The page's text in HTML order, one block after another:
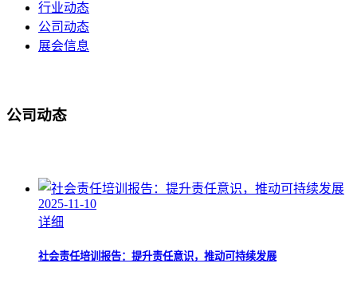
行业动态
公司动态
展会信息
公司动态
2025-11-10
详细
社会责任培训报告：提升责任意识，推动可持续发展